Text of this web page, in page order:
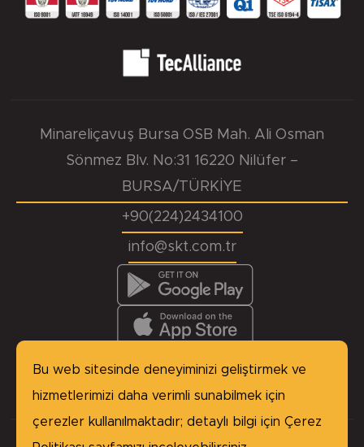
Minareliçavuş Bursa OSB Mah. Ali Osman
Sönmez Blv. No:31 16220 Nilüfer –
BURSA/TÜRKİYE
+90(224)2434100
info@skt.com.tr
Bu web sitesinde deneyiminizi geliştirmek ve
hizmetlerimizi daha verimli sunabilmek için
çerezler kullanılmaktadır; detaylı bilgi için Çerez